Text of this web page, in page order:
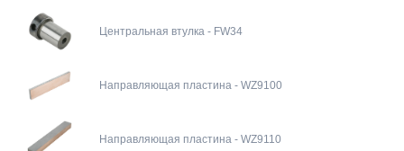
Центральная втулка - FW34
Направляющая пластина - WZ9100
Направляющая пластина - WZ9110